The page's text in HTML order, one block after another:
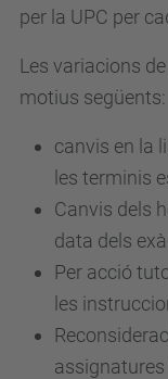
per la UPC per
Les variacions
motius següents:
canvis en la
les terminis
Canvis dels
data dels
Per acció
les
assignatures